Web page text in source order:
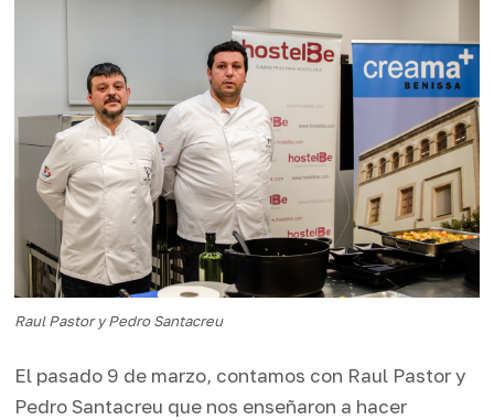
Raul Pastor y Pedro Santacreu
El pasado 9 de marzo, contamos con Raul Pastor y
Pedro Santacreu que nos enseñaron a hacer